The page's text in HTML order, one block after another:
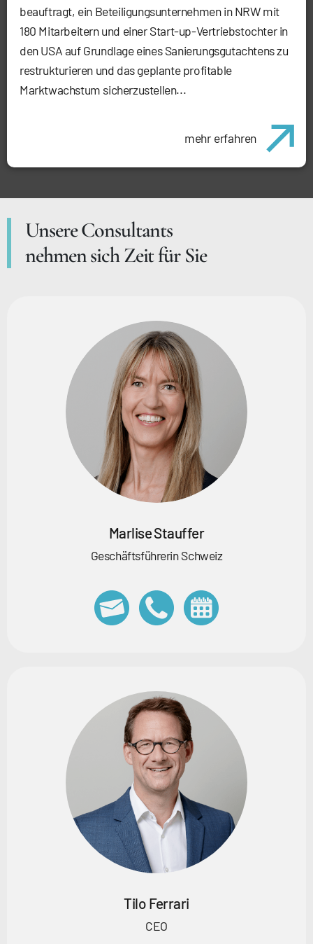
beauftragt, ein Beteiligungsunternehmen in NRW mit
180 Mitarbeitern und einer Start-up-Vertriebstochter in
den USA auf Grundlage eines Sanierungsgutachtens zu
restrukturieren und das geplante profitable
Marktwachstum sicherzustellen...
mehr erfahren
Unsere Consultants
nehmen sich Zeit für Sie
Marlise Stauffer
Geschäftsführerin Schweiz
Tilo Ferrari
CEO